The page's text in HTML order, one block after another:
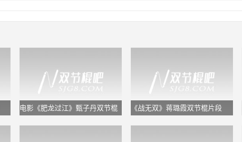
电影《肥龙过江》甄子丹双节棍 《战无双》蒋璐霞双节棍片段